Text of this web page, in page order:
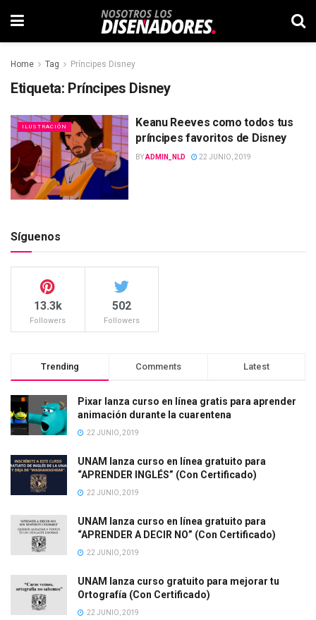
Home Tag Príncipes Disney
Etiqueta: Príncipes Disney
ILUSTRACIÓN
Keanu Reeves como todos tus
príncipes favoritos de Disney
BYADMIN_NLD 22 JUNIO, 2019
Síguenos
13.3k
Followers
502
Followers
Trending Comments Latest
Pixar lanza curso en línea gratis para aprender
animación durante la cuarentena
22 JUNIO, 2019
UNAM lanza curso en línea gratuito para
“APRENDER INGLÉS” (Con Certificado)
22 JUNIO, 2019
UNAM lanza curso en línea gratuito para
“APRENDER A DECIR NO” (Con Certificado)
22 JUNIO, 2019
UNAM lanza curso gratuito para mejorar tu
Ortografía (Con Certificado)
22 JUNIO, 2019